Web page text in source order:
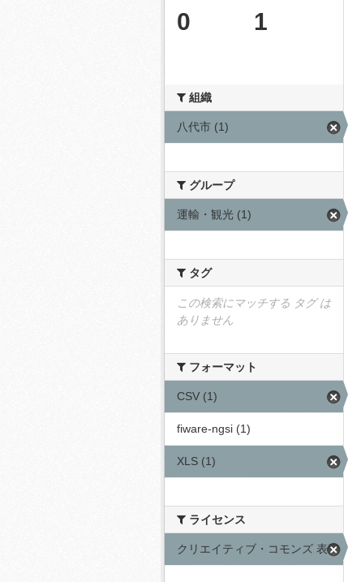
0 1
組織
八代市 (1)
グループ
運輸・観光 (1)
タグ
この検索にマッチする タグ は
ありません
フォーマット
CSV (1)
fiware-ngsi (1)
XLS (1)
ライセンス
クリエイティブ・コモンズ 表示 (1)